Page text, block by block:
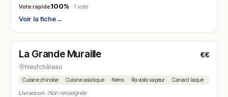
Vote rapide100% · 1 vote
Voir la fiche→
N° 25
La Grande Muraille €€
Neufchâteau
Cuisine chinoise Cuisine asiatique Nems Raviolis vapeur Canard laqué
Livraison :Non renseignée